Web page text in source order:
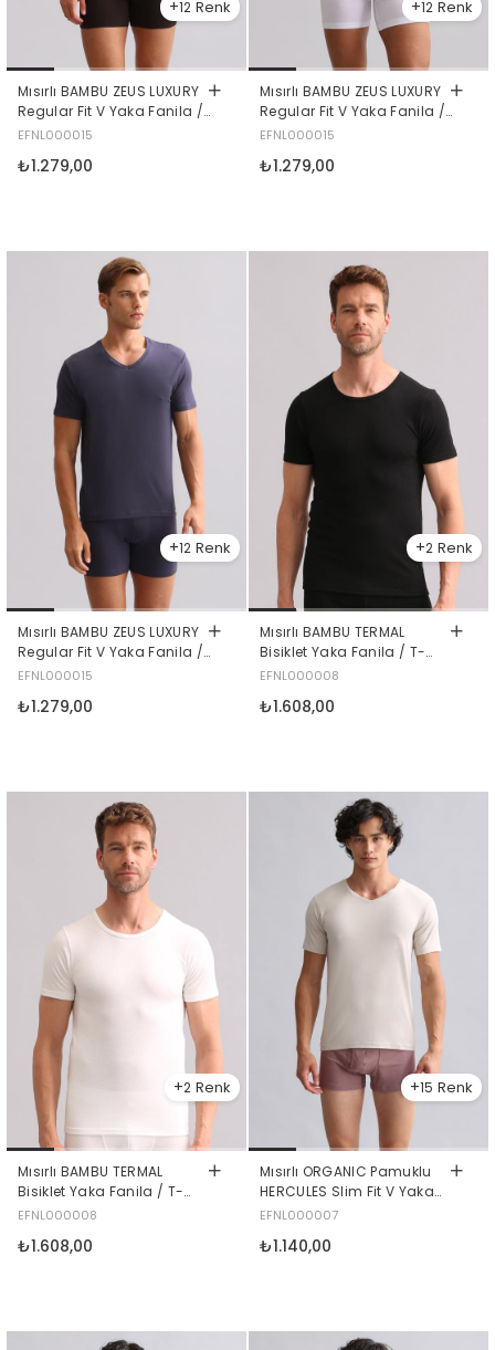
12
Mısırlı BAMBU ZEUS LUXURY
Regular Fit V Yaka Fanila /
T-Shirt Gece Mavisi
EFNL000015
₺1.279,00
12
Mısırlı BAMBU ZEUS LUXURY
Regular Fit V Yaka Fanila /
T-Shirt Beyaz
EFNL000015
₺1.279,00
12
Mısırlı BAMBU ZEUS LUXURY
Regular Fit V Yaka Fanila /
T-Shirt Antrasit
EFNL000015
₺1.279,00
2
Mısırlı BAMBU TERMAL
Bisiklet Yaka Fanila / T-
Shirt Siyah
EFNL000008
₺1.608,00
2
Mısırlı BAMBU TERMAL
Bisiklet Yaka Fanila / T-
Shirt Ekru
EFNL000008
₺1.608,00
15
Mısırlı ORGANIC Pamuklu
HERCULES Slim Fit V Yaka
Fanila / T-Shirt Toprak Bej
EFNL000007
₺1.140,00